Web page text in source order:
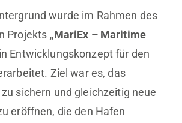
wurde im Rahmen des
Projekts „MariEx – Maritime
Entwicklungskonzept für den
Ziel war es, das
sichern und gleichzeitig neue
eröffnen, die den Hafen